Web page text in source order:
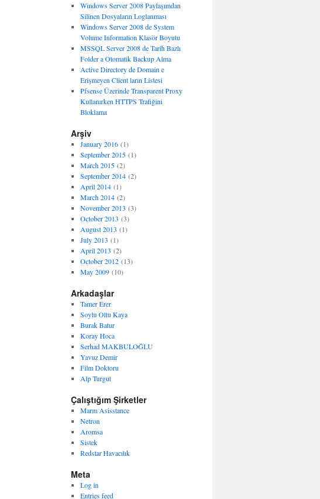
Windows Server 2008 Paylaşımdan
Silinen Dosyaların Loglanması
Windows Server 2008 de System
Volume Information Klasör Boyutu
MSSQL Server 2008 de Tarih Bazlı
Folder a Otomatik Backup Alma
Active Directory de Domain e
Erişmeyen Client ların Listesi
Pfsense Üzerinde Transparent Proxy
Kullanırken HTTPS Trafiğini
Bloklama
Arşiv
January 2016(1)
September 2015(1)
March 2015(2)
September 2014(2)
April 2014(1)
March 2014(2)
November 2013 (3)
October 2013 (3)
August 2013 (1)
July 2013 (1)
April 2013 (2)
October 2012(13)
May 2009(10)
Arkadaşlar
Tamer Erer
Soylu Oltu Kaya
Burak Batur
Koray Hoca
Serhad MAKBULOĞLU
Yavuz Demir
Film Doktoru
Alp Turgut
Çalıştığım Şirketler
Marm Asisstance
Netron
Aromsa
Sistek
Redstar Havacılık
Meta
Log in
Entries feed